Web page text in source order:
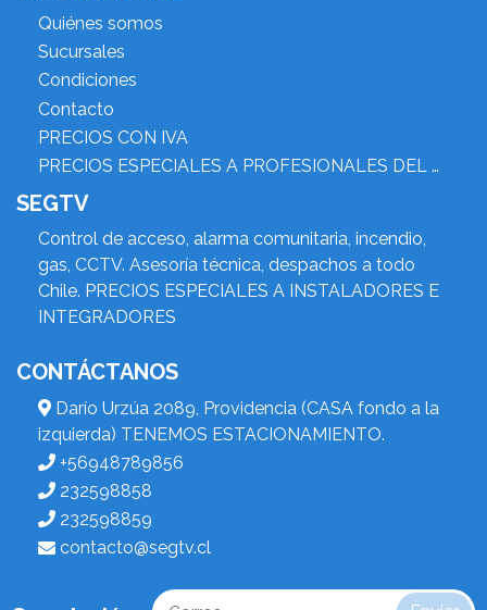
Quiénes somos
Sucursales
Condiciones
Contacto
PRECIOS CON IVA
PRECIOS ESPECIALES A PROFESIONALES DEL RUBRO
SEGTV
Control de acceso, alarma comunitaria, incendio,
gas, CCTV. Asesoría técnica, despachos a todo
Chile. PRECIOS ESPECIALES A INSTALADORES E
INTEGRADORES
CONTÁCTANOS
Darío Urzúa 2089, Providencia (CASA fondo a la
izquierda) TENEMOS ESTACIONAMIENTO.
+56948789856
232598858
232598859
contacto@segtv.cl